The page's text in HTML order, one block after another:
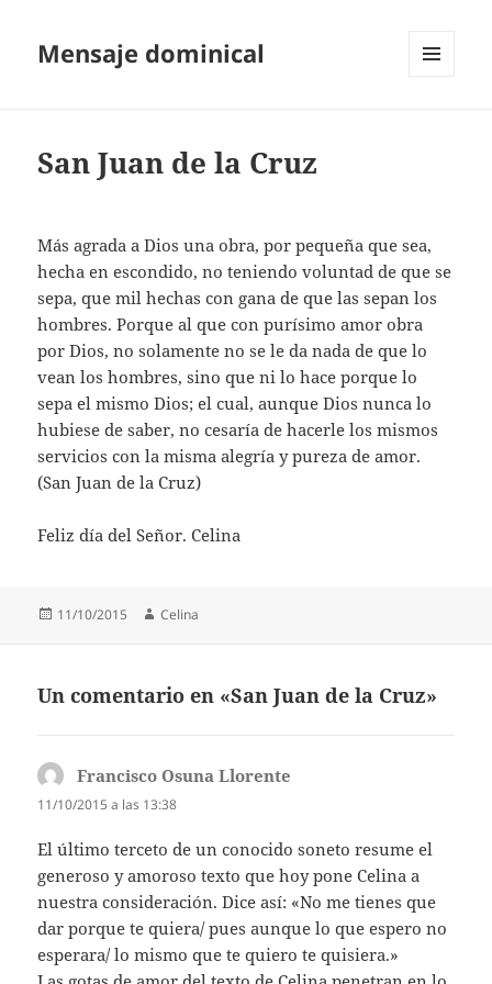
Mensaje dominical
San Juan de la Cruz
Más agrada a Dios una obra, por pequeña que sea,
hecha en escondido, no teniendo voluntad de que se
sepa, que mil hechas con gana de que las sepan los
hombres. Porque al que con purísimo amor obra
por Dios, no solamente no se le da nada de que lo
vean los hombres, sino que ni lo hace porque lo
sepa el mismo Dios; el cual, aunque Dios nunca lo
hubiese de saber, no cesaría de hacerle los mismos
servicios con la misma alegría y pureza de amor.
(San Juan de la Cruz)
Feliz día del Señor. Celina
Publicado
11/10/2015 Autor
Celina
Un comentario en «San Juan de la Cruz»
Francisco Osuna Llorente
11/10/2015 a las 13:38
El último terceto de un conocido soneto resume el
generoso y amoroso texto que hoy pone Celina a
nuestra consideración. Dice así: «No me tienes que
dar porque te quiera/ pues aunque lo que espero no
esperara/ lo mismo que te quiero te quisiera.»